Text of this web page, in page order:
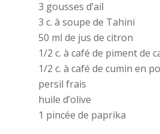
3 gousses d’ail
3 c. à soupe de Tahini
50 ml de jus de citron
1/2 c. à café de piment de
1/2 c. à café de cumin en
persil frais
huile d’olive
1 pincée de paprika